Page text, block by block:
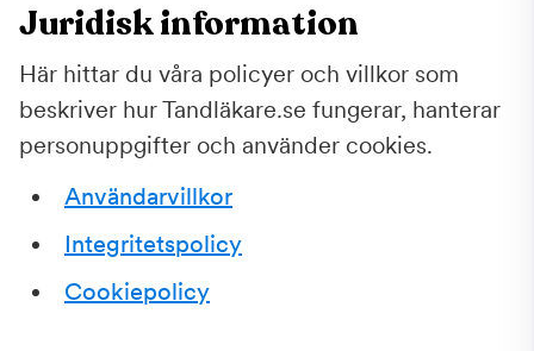
Juridisk information
Här hittar du våra policyer och villkor som
beskriver hur Tandläkare.se fungerar, hanterar
personuppgifter och använder cookies.
Användarvillkor
Integritetspolicy
Cookiepolicy